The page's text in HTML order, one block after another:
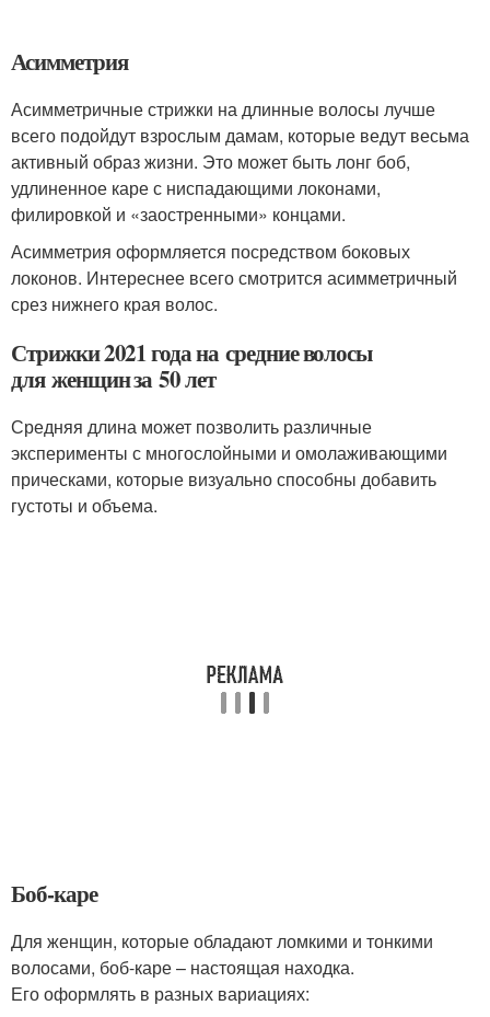
Асимметрия
Асимметричные стрижки на длинные волосы лучше
всего подойдут взрослым дамам, которые ведут весьма
активный образ жизни. Это может быть лонг боб,
удлиненное каре с ниспадающими локонами,
филировкой и «заостренными» концами.
Асимметрия оформляется посредством боковых
локонов. Интереснее всего смотрится асимметричный
срез нижнего края волос.
Стрижки 2021 года на средние волосы
для женщин за 50 лет
Средняя длина может позволить различные
эксперименты с многослойными и омолаживающими
прическами, которые визуально способны добавить
густоты и объема.
Боб-каре
Для женщин, которые обладают ломкими и тонкими
волосами, боб-каре – настоящая находка.
Его оформлять в разных вариациях: